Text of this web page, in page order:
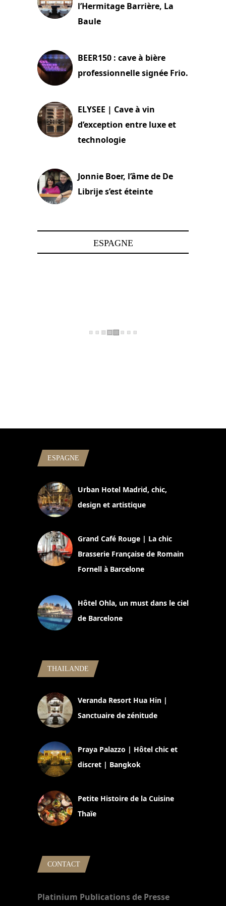
l’Hermitage Barrière, La
Baule
BEER150 : cave à bière
professionnelle signée Frio.
ELYSEE | Cave à vin
d’exception entre luxe et
technologie
Jonnie Boer, l’âme de De
Librije s’est éteinte
ESPAGNE
ESPAGNE
Urban Hotel Madrid, chic,
design et artistique
Grand Café Rouge | La chic
Brasserie Française de Romain
Fornell à Barcelone
Hôtel Ohla, un must dans le ciel
de Barcelone
THAILANDE
Veranda Resort Hua Hin |
Sanctuaire de zénitude
Praya Palazzo | Hôtel chic et
discret | Bangkok
Petite Histoire de la Cuisine
Thaïe
CONTACT
Platinium Publications de Presse